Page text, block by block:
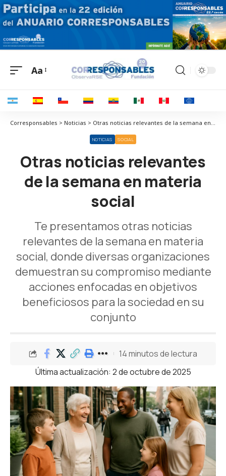
Aa
Corresponsables > Noticias > Otras noticias relevantes de la semana en materia social
NOTICIAS SOCIAL
Otras noticias relevantes
de la semana en materia
social
Te presentamos otras noticias
relevantes de la semana en materia
social, donde diversas organizaciones
demuestran su compromiso mediante
acciones enfocadas en objetivos
beneficiosos para la sociedad en su
conjunto
Última actualización: 2 de octubre de 2025
14 minutos de lectura